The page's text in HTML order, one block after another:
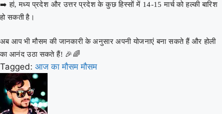
➡️ हां, मध्य प्रदेश और उत्तर प्रदेश के कुछ हिस्सों में 14-15 मार्च को हल्की बारिश
हो सकती है।
अब आप भी मौसम की जानकारी के अनुसार अपनी योजनाएं बना सकते हैं और होली
का आनंद उठा सकते हैं! 🎉🌈
Tagged: आज का मौसम मौसम